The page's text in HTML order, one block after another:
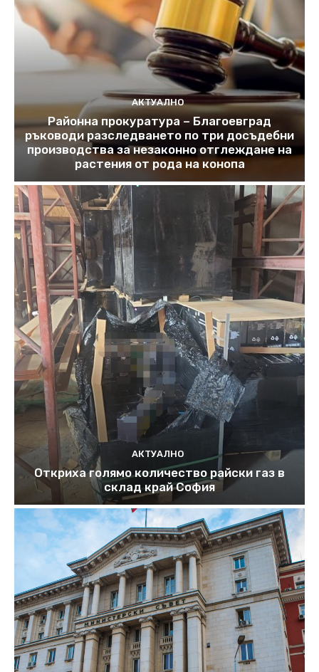
АКТУАЛНО
Районна прокуратура – Благоевград
ръководи разследването по три досъдебни
производства за незаконно отглеждане на
растения от рода на конопа
АКТУАЛНО
Откриха голямо количество райски газ в
склад край София